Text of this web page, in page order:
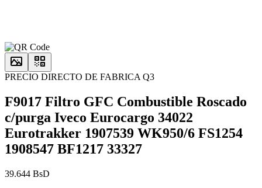
PRECIO DIRECTO DE FABRICA Q3
F9017 Filtro GFC Combustible Roscado
c/purga Iveco Eurocargo 34022
Eurotrakker 1907539 WK950/6 FS1254
1908547 BF1217 33327
39.644 BsD